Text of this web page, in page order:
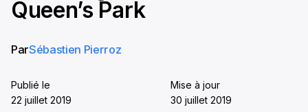
Queen’s Park
ParSébastien Pierroz
Publié le
22 juillet 2019
Mise à jour
30 juillet 2019